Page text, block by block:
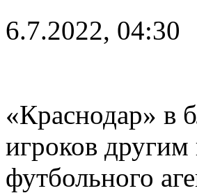
6.7.2022, 04:30
«Краснодар» в
игроков
футбольного